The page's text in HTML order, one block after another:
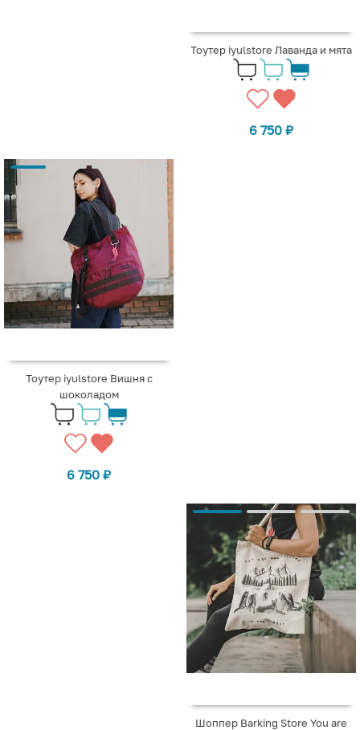
Тоутер iyulstore Лаванда и мята
6 750 ₽
Тоутер iyulstore Вишня с
шоколадом
6 750 ₽
Шоппер Barking Store You are